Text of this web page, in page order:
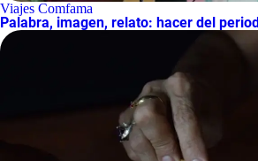
Viajes Comfama
Palabra, imagen, relato: hacer del